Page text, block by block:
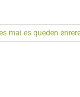
mai es queden